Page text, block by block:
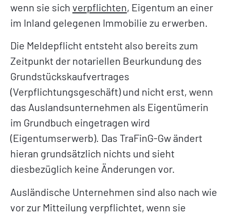
wenn sie sich verpflichten, Eigentum an einer
im Inland gelegenen Immobilie zu erwerben.
Die Meldepflicht entsteht also bereits zum
Zeitpunkt der notariellen Beurkundung des
Grundstückskaufvertrages
(Verpflichtungsgeschäft) und nicht erst, wenn
das Auslandsunternehmen als Eigentümerin
im Grundbuch eingetragen wird
(Eigentumserwerb). Das TraFinG-Gw ändert
hieran grundsätzlich nichts und sieht
diesbezüglich keine Änderungen vor.
Ausländische Unternehmen sind also nach wie
vor zur Mitteilung verpflichtet, wenn sie